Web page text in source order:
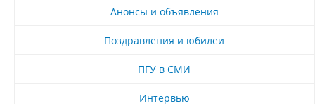
Анонсы и объявления
Поздравления и юбилеи
ПГУ в СМИ
Интервью